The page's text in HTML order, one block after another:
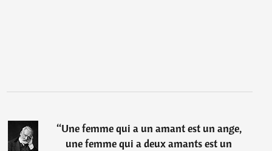
“Une femme qui a un amant est un ange,
une femme qui a deux amants est un